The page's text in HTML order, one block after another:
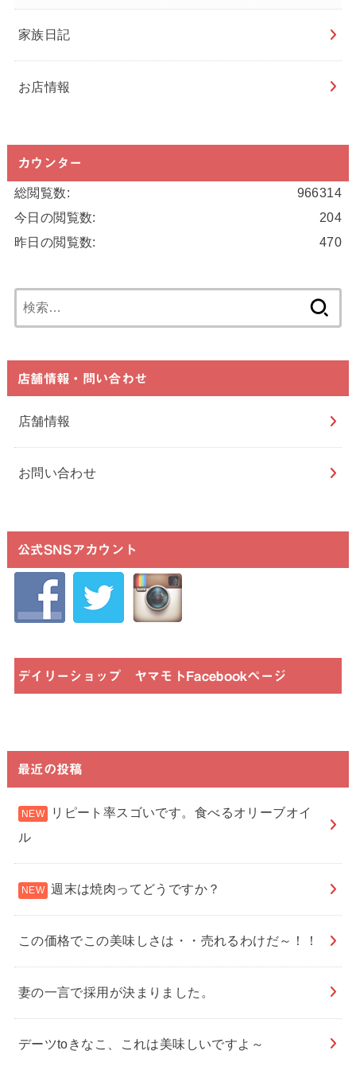
家族日記
お店情報
カウンター
966314
総閲覧数:
204
今日の閲覧数:
470
昨日の閲覧数:
索:
店舗情報・問い合わせ
店舗情報
お問い合わせ
公式SNSアカウント
デイリーショップ ヤマモトFacebookページ
最近の投稿
リピート率スゴいです。食べるオリーブオイ
ル
週末は焼肉ってどうですか？
この価格でこの美味しさは・・売れるわけだ～！！
妻の一言で採用が決まりました。
デーツtoきなこ、これは美味しいですよ～